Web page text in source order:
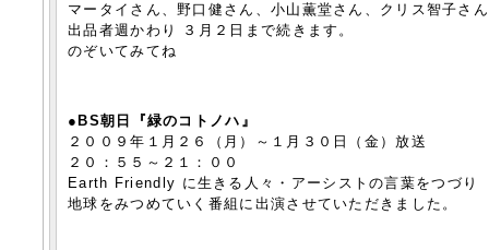
マータイさん、野口健さん、小山薫堂さん、クリス智子さ
出品者週かわり ３月２日まで続きます。
のぞいてみてね
●BS朝日『緑のコトノハ』
２００９年１月２６（月）～１月３０日（金）放送
２０：５５～２１：００
Earth Friendly に生きる人々・アーシストの言葉をつづり
地球をみつめていく番組に出演させていただきました。